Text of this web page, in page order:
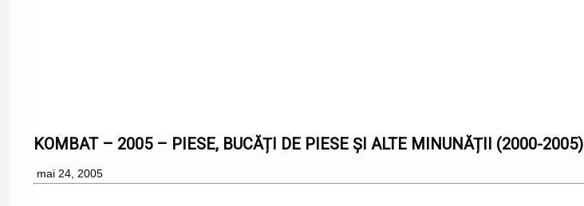
KOMBAT – 2005 – PIESE, BUCĂȚI DE PIESE ȘI ALTE MINUNĂȚII (2000-2005)
mai 24, 2005